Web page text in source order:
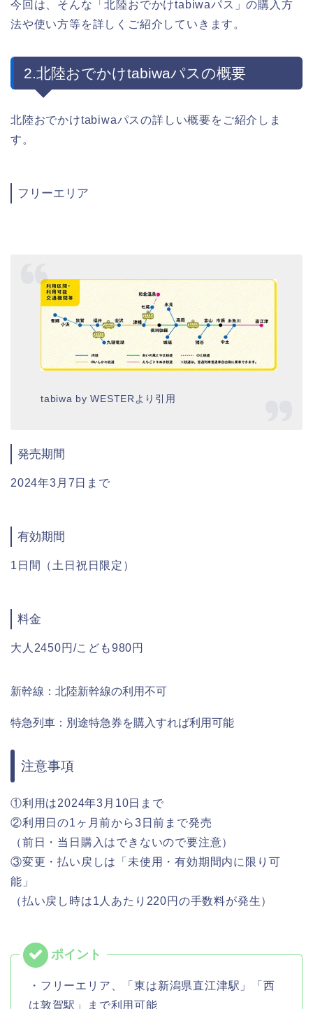
今回は、そんな「北陸おでかけtabiwaパス」の購入方
法や使い方等を詳しくご紹介していきます。
2.北陸おでかけtabiwaパスの概要
北陸おでかけtabiwaパスの詳しい概要をご紹介しま
す。
フリーエリア
tabiwa by WESTERより引用
発売期間
2024年3月7日まで
有効期間
1日間（土日祝日限定）
料金
大人2450円/こども980円
新幹線：北陸新幹線の利用不可
特急列車：別途特急券を購入すれば利用可能
注意事項
①利用は2024年3月10日まで
②利用日の1ヶ月前から3日前まで発売
（前日・当日購入はできないので要注意）
③変更・払い戻しは「未使用・有効期間内に限り可
能」
（払い戻し時は1人あたり220円の手数料が発生）
・フリーエリア、「東は新潟県直江津駅」「西
は敦賀駅」まで利用可能